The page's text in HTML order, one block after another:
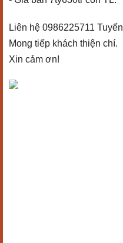
Liên hệ 0986225711 Tuyến
Mong tiếp khách thiện chí.
Xin cảm ơn!